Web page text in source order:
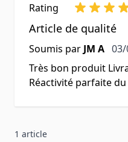
Rating
Article de qualité
Soumis par JM A 3
Très bon produit
Réactivité parfaite
1 article